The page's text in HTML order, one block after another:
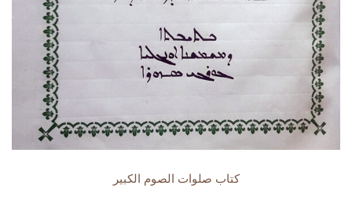
كتاب صلوات الصوم الكبير